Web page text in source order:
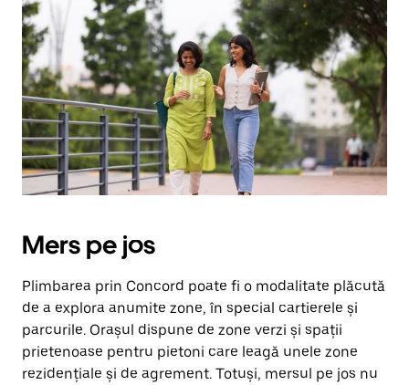
Mers pe jos
Plimbarea prin Concord poate fi o modalitate plăcută
de a explora anumite zone, în special cartierele și
parcurile. Orașul dispune de zone verzi și spații
prietenoase pentru pietoni care leagă unele zone
rezidențiale și de agrement. Totuși, mersul pe jos nu